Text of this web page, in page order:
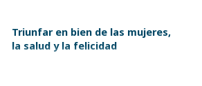
Triunfar en bien de las mujeres,
la salud y la felicidad